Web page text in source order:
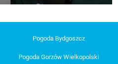
Pogoda Bydgoszcz
Pogoda Gorzów Wielkopolski